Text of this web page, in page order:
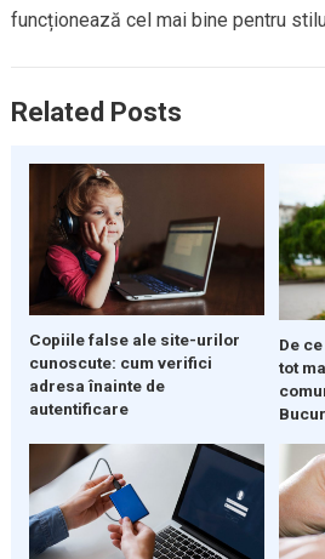
funcționează cel mai bine pentru
Related Posts
Copiile false ale site-urilor
cunoscute: cum verifici
adresa înainte de
autentificare
De
tot